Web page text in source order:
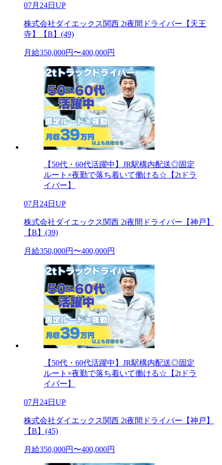
07月24日UP
株式会社ダイエックス関西 2t夜間ドライバー【天王
寺】【B】(49)
月給350,000円〜400,000円
【50代・60代活躍中】JR駅構内配送◎固定
ルート×夜勤で落ち着いて働ける☆【2tドラ
イバー】
07月24日UP
株式会社ダイエックス関西 2t夜間ドライバー【神戸】
【B】(39)
月給350,000円〜400,000円
【50代・60代活躍中】JR駅構内配送◎固定
ルート×夜勤で落ち着いて働ける☆【2tドラ
イバー】
07月24日UP
株式会社ダイエックス関西 2t夜間ドライバー【神戸】
【B】(45)
月給350,000円〜400,000円